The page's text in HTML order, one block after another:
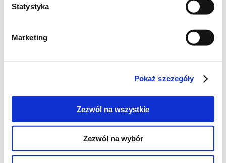
Statystyka
Marketing
Pokaż szczegóły
Zezwól na wszystkie
Zezwól na wybór
na 10 min – skórka odejdzie w sekundę.
Zdejmij skórki; bakłażany przekrój i
wydrąż miąższ
łyżką. Czosnek wyciśnij
z łupin.
miąższ bakłażana i papryki
odłóż na sitko na10–15 min, by pozbyć
się nadmiaru soku – ajvar będzie gęsty.
Blend + smażenie (20–30 min):
zblenduj warzywa z cebulą i czosnkiem